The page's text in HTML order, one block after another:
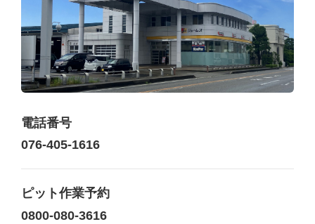
電話番号
076-405-1616
ピット作業予約
0800-080-3616